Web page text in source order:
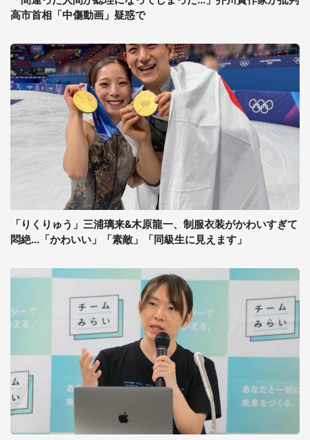
高市首相「中傷動画」疑惑で
「りくりゅう」三浦璃来&木原龍一、制服衣装がかわいすぎて
悶絶...「かわいい」「素敵」「同級生に見えます」